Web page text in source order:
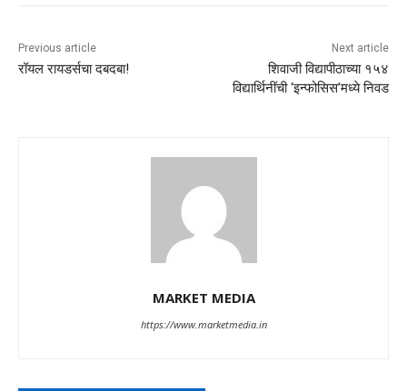
Previous article
रॉयल रायडर्सचा दबदबा!
Next article
शिवाजी विद्यापीठाच्या १५४
विद्यार्थिनींची ‘इन्फोसिस’मध्ये निवड
MARKET MEDIA
https://www.marketmedia.in